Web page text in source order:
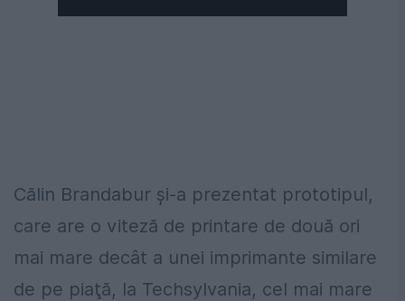
Călin Brandabur şi-a prezentat prototipul,
care are o viteză de printare de două ori
mai mare decât a unei imprimante similare
de pe piaţă, la Techsylvania, cel mai mare